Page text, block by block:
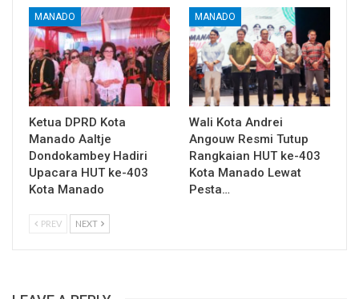
MANADO
Ketua DPRD Kota
Manado Aaltje
Dondokambey Hadiri
Upacara HUT ke-403
Kota Manado
MANADO
Wali Kota Andrei
Angouw Resmi Tutup
Rangkaian HUT ke-403
Kota Manado Lewat
Pesta…
PREV NEXT